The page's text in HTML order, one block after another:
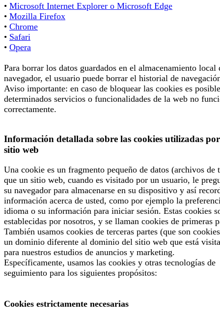
• Microsoft Internet Explorer o Microsoft Edge
• Mozilla Firefox
• Chrome
• Safari
• Opera
Para borrar los datos guardados en el almacenamiento local
navegador, el usuario puede borrar el historial de
Aviso importante: en caso de bloquear las cookies es
determinados servicios o funcionalidades de la web no
correctamente.
Información detallada sobre las cookies utilizadas por
sitio web
Una cookie es un fragmento pequeño de datos (archivos de
que un sitio web, cuando es visitado por un usuario, le
su navegador para almacenarse en su dispositivo y así
información acerca de usted, como por ejemplo la
idioma o su información para iniciar sesión. Estas cookies
establecidas por nosotros, y se llaman cookies de primeras
También usamos cookies de terceras partes (que son
un dominio diferente al dominio del sitio web que está
para nuestros estudios de anuncios y marketing.
Específicamente, usamos las cookies y otras tecnologías de
seguimiento para los siguientes propósitos:
Cookies estrictamente necesarias